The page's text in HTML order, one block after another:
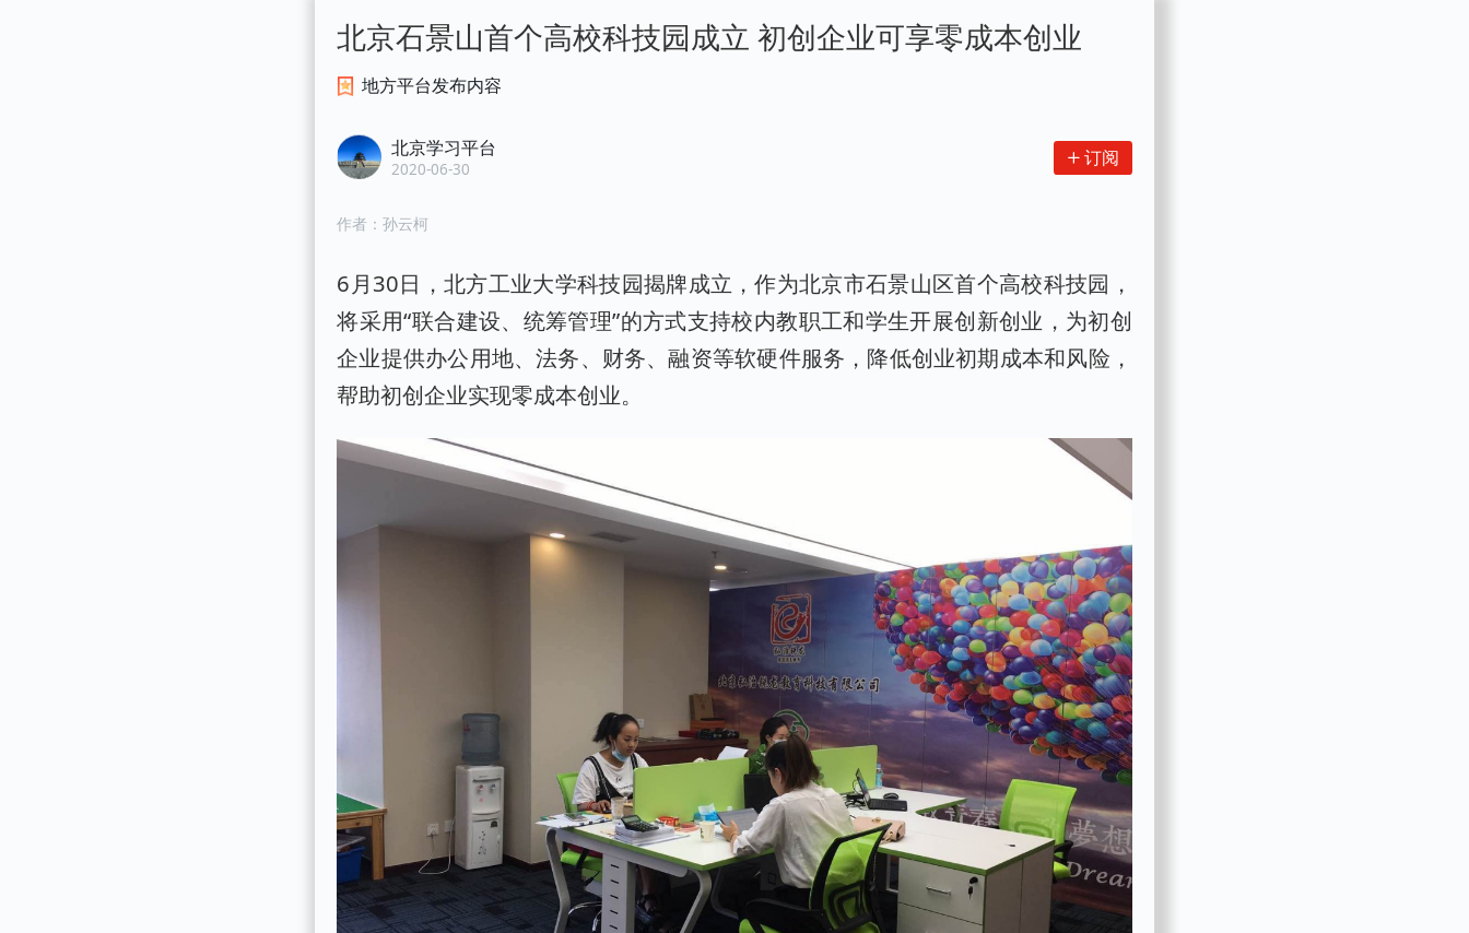
北京石景山首个高校科技园成立 初创企业可享零成本创业
地方平台发布内容
北京学习平台
2020-06-30 订阅
作者：孙云柯
6月30日，北方工业大学科技园揭牌成立，作为北京市石景山区首个高校科技园，
将采用“联合建设、统筹管理”的方式支持校内教职工和学生开展创新创业，为初创
企业提供办公用地、法务、财务、融资等软硬件服务，降低创业初期成本和风险，
帮助初创企业实现零成本创业。